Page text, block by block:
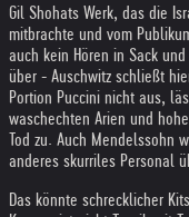
Gil Shohats Werk, das die
mitbrachte und vom
auch kein Hören in Sack
über - Auschwitz schließt
Portion Puccini nicht aus,
waschechten Arien und
Tod zu. Auch Mendelssohn
anderes skurriles Personal
Das könnte schrecklicher